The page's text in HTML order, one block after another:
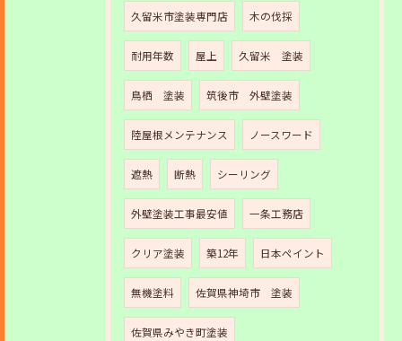
久留米市塗装専門店 木の伐採
耐用年数 屋上 久留米 塗装
鳥栖 塗装 筑後市 外壁塗装
陸屋根メンテナンス ノースワード
遮熱 断熱 シーリング
外壁塗装工事最安値 一条工務店
クリア塗装 築12年 日本ペイント
無機塗料 佐賀県神埼市 塗装
佐賀県みやき町塗装